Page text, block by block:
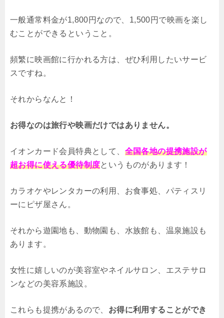
一般通常料金が1,800円なので、1,500円で映画を楽し
むことができるということ。
頻繁に映画館に行かれる方は、ぜひ利用したいサービ
スですね。
それからなんと！
お得なのは旅行や映画だけではありません。
イオンカード会員特典として、 全国各地の提携施設が
超お得に使える優待制度というものがあります！
カラオケやレンタカーの利用、お食事処、パティスリ
ーにピザ屋さん。
それから遊園地も、動物園も、水族館も、温泉施設も
あります。
女性に嬉しいのが美容室やネイルサロン、エステサロ
ンなどの美容系施設。
これらも提携があるので、 お得に利用することができ